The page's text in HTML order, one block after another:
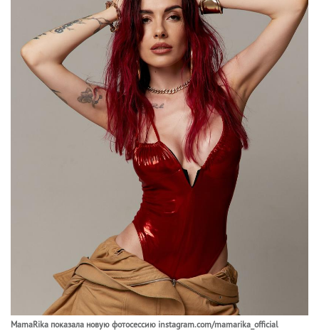
MamaRika показала новую фотосессию instagram.com/mamarika_official